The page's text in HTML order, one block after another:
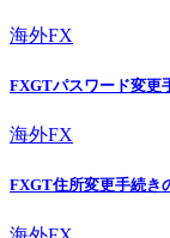
海外FX
FXGTパスワード変更
海外FX
FXGT住所変更手続き